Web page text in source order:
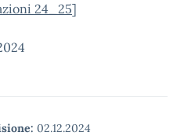
24_25]
02.12.2024